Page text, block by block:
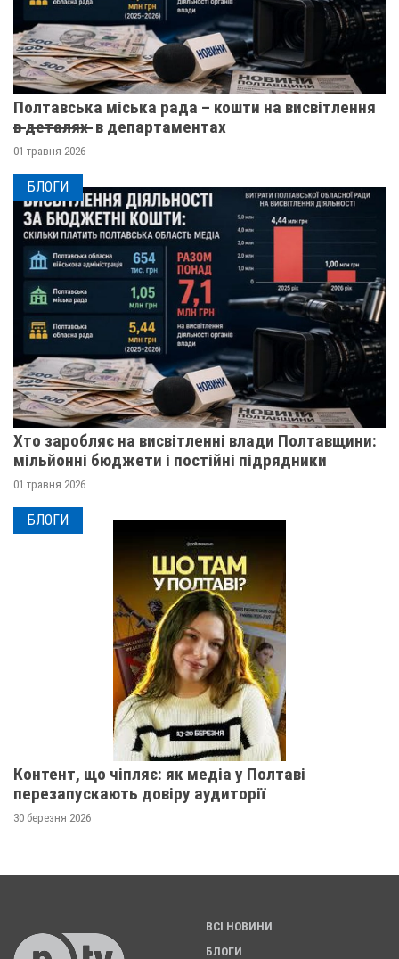
Полтавська міська рада – кошти на висвітлення
в̶ ̶д̶е̶т̶а̶л̶я̶х̶ ̶ в департаментах
01 травня 2026
БЛОГИ
Хто заробляє на висвітленні влади Полтавщини:
мільйонні бюджети і постійні підрядники
01 травня 2026
БЛОГИ
Контент, що чіпляє: як медіа у Полтаві
перезапускають довіру аудиторії
30 березня 2026
ВСІ НОВИНИ
БЛОГИ